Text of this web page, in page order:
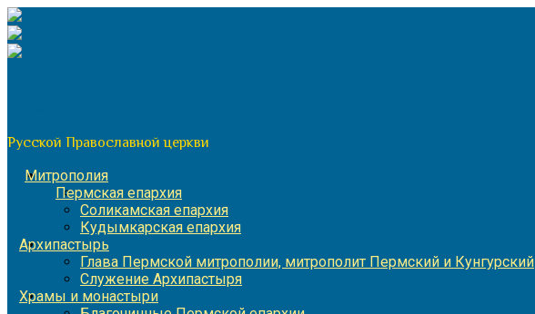
Перейти
к
содержимому
Русской Православной церкви
Митрополия
Пермская епархия
Соликамская епархия
Кудымкарская епархия
Архипастырь
Глава Пермской митрополии, митрополит Пермский и Кунгурский
Служение Архипастыря
Храмы и монастыри